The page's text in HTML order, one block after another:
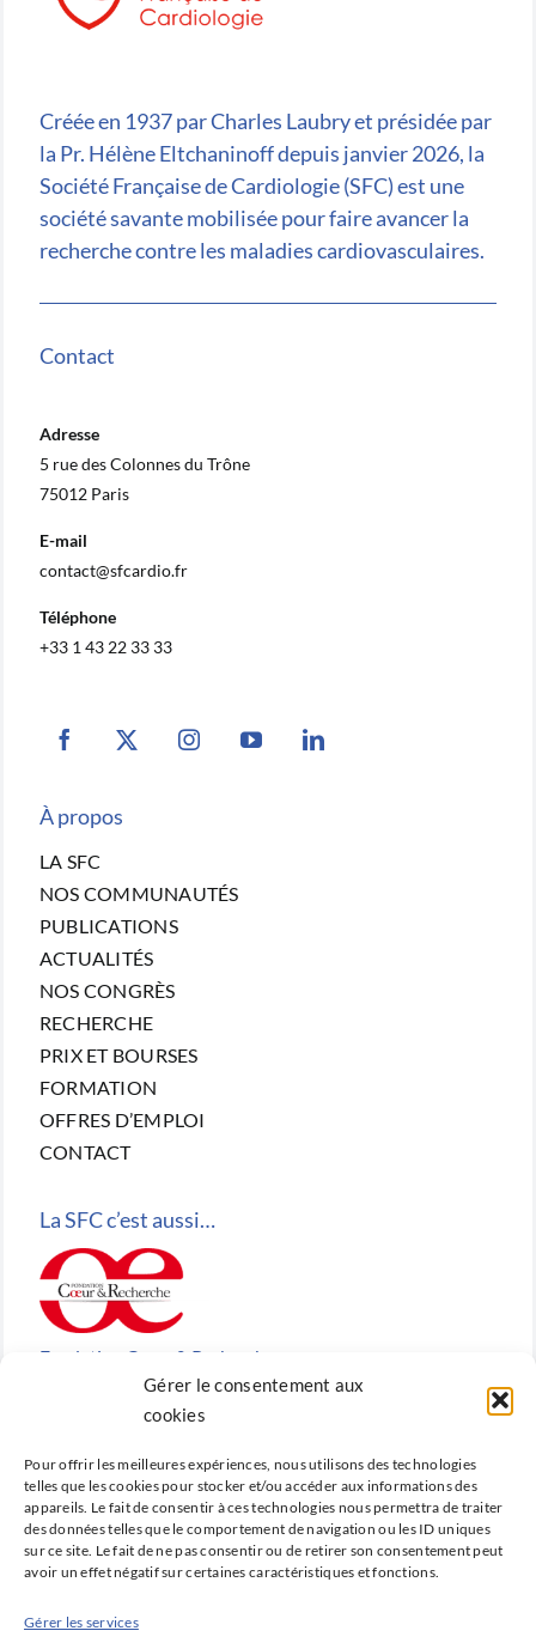
Gérer le consentement aux
cookies
Pour offrir les meilleures expériences, nous utilisons des technologies
telles que les cookies pour stocker et/ou accéder aux informations des
appareils. Le fait de consentir à ces technologies nous permettra de traiter
des données telles que le comportement de navigation ou les ID uniques
sur ce site. Le fait de ne pas consentir ou de retirer son consentement peut
avoir un effet négatif sur certaines caractéristiques et fonctions.
Gérer les services
Créée en 1937 par Charles Laubry et présidée par
la Pr. Hélène Eltchaninoff depuis janvier 2026, la
Société Française de Cardiologie (SFC) est une
société savante mobilisée pour faire avancer la
recherche contre les maladies cardiovasculaires.
Contact
Adresse
5 rue des Colonnes du Trône
75012 Paris
E-mail
contact@sfcardio.fr
Téléphone
+33 1 43 22 33 33
À propos
LA SFC
NOS COMMUNAUTÉS
PUBLICATIONS
ACTUALITÉS
NOS CONGRÈS
RECHERCHE
PRIX ET BOURSES
FORMATION
OFFRES D’EMPLOI
CONTACT
La SFC c’est aussi…
Fondation Cœur & Recherche
Reconnue d’utilité publique, la Fondation Cœur &
créée en 2010 par la SFC.